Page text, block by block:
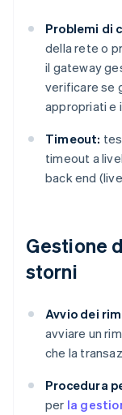
Problemi di
della rete o
il gateway
verificare se
appropriati e
Timeout:
timeout a
back end
Gestione
storni
Avvio dei
avviare un
che la
Procedura
per la